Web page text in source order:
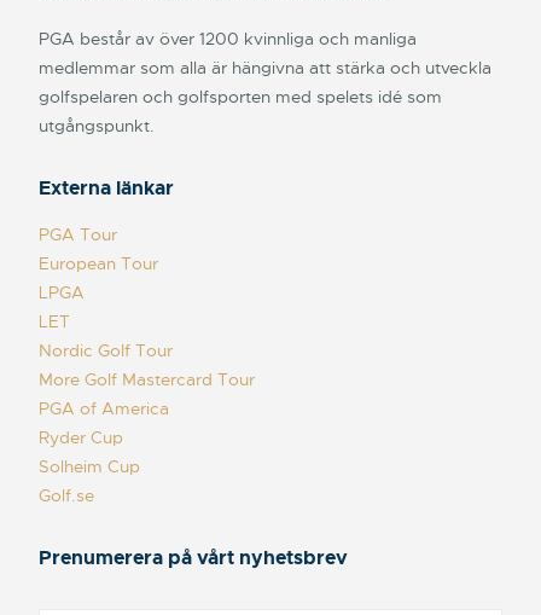
PGA består av över 1200 kvinnliga och manliga
medlemmar som alla är hängivna att stärka och utveckla
golfspelaren och golfsporten med spelets idé som
utgångspunkt.
Externa länkar
PGA Tour
European Tour
LPGA
LET
Nordic Golf Tour
More Golf Mastercard Tour
PGA of America
Ryder Cup
Solheim Cup
Golf.se
Prenumerera på vårt nyhetsbrev